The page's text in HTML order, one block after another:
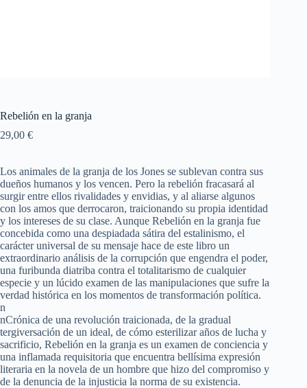
Rebelión en la granja
29,00 €
Los animales de la granja de los Jones se sublevan contra sus
dueños humanos y los vencen. Pero la rebelión fracasará al
surgir entre ellos rivalidades y envidias, y al aliarse algunos
con los amos que derrocaron, traicionando su propia identidad
y los intereses de su clase. Aunque Rebelión en la granja fue
concebida como una despiadada sátira del estalinismo, el
carácter universal de su mensaje hace de este libro un
extraordinario análisis de la corrupción que engendra el poder,
una furibunda diatriba contra el totalitarismo de cualquier
especie y un lúcido examen de las manipulaciones que sufre la
verdad histórica en los momentos de transformación política.
n
nCrónica de una revolución traicionada, de la gradual
tergiversación de un ideal, de cómo esterilizar años de lucha y
sacrificio, Rebelión en la granja es un examen de conciencia y
una inflamada requisitoria que encuentra bellísima expresión
literaria en la novela de un hombre que hizo del compromiso y
de la denuncia de la injusticia la norma de su existencia.